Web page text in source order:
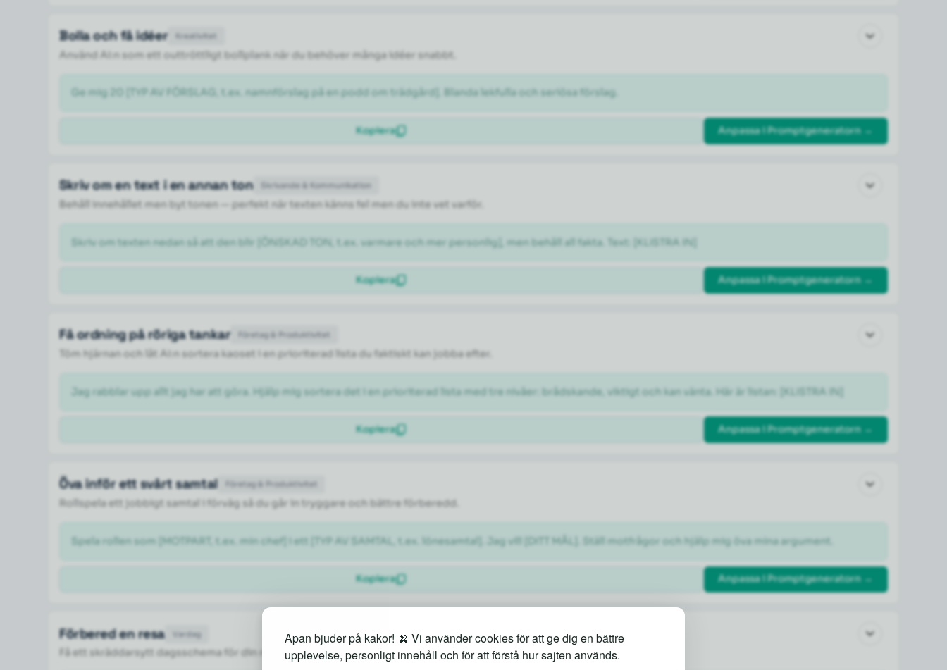
Apan bjuder på kakor! 🍌 Vi använder cookies för att ge dig en bättre
upplevelse, personligt innehåll och för att förstå hur sajten används.
Kreativitet
Bolla och få idéer
Använd AI:n som ett outtröttligt bollplank när du behöver många idéer snabbt.
Ge mig 20 [TYP AV FÖRSLAG, t.ex. namnförslag på en podd om trädgård]. Blanda lekfulla och seriösa förslag.
Kopiera Anpassa i Promptgeneratorn →
Skrivande & Kommunikation
Skriv om en text i en annan ton
Behåll innehållet men byt tonen — perfekt när texten känns fel men du inte vet varför.
Skriv om texten nedan så att den blir [ÖNSKAD TON, t.ex. varmare och mer personlig], men behåll all fakta. Text: [KLISTRA IN]
Kopiera Anpassa i Promptgeneratorn →
Företag & Produktivitet
Få ordning på röriga tankar
Töm hjärnan och låt AI:n sortera kaoset i en prioriterad lista du faktiskt kan jobba efter.
Jag rabblar upp allt jag har att göra. Hjälp mig sortera det i en prioriterad lista med tre nivåer: brådskande, viktigt och kan vänta. Här är listan: [KLISTRA IN]
Kopiera Anpassa i Promptgeneratorn →
Företag & Produktivitet
Öva inför ett svårt samtal
Rollspela ett jobbigt samtal i förväg så du går in tryggare och bättre förberedd.
Spela rollen som [MOTPART, t.ex. min chef] i ett [TYP AV SAMTAL, t.ex. lönesamtal]. Jag vill [DITT MÅL]. Ställ motfrågor och hjälp mig öva mina argument.
Kopiera Anpassa i Promptgeneratorn →
Vardag
Förbered en resa
Få ett skräddarsytt dagsschema för din resa med både kända sevärdheter och lokala guldkorn.